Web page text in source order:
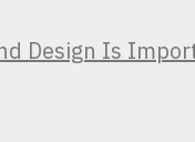
Design Is